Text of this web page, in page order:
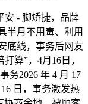
- 脚矫捷，品牌
半月不用毒、利用
底线，事务后网友
算”，4月16日，
务2026 年 4 月 17
日，事务激发热